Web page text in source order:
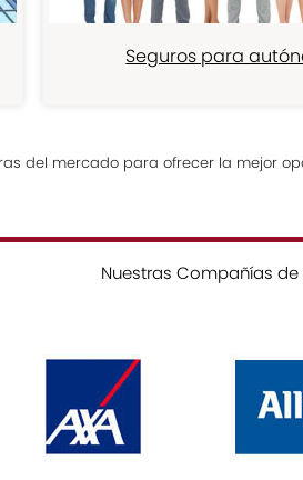
Seguros para
del mercado para ofrecer la mejor
Nuestras Compañías de